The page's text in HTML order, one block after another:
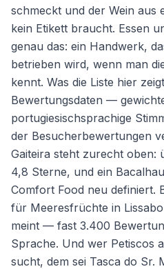
schmeckt und der Wein aus
kein Etikett braucht. Essen
genau das: ein Handwerk,
betrieben wird, wenn man
kennt. Was die Liste hier
Bewertungsdaten —
portugiesischsprachige
der Besucherbewertungen
Gaiteira steht zurecht oben:
4,8 Sterne, und ein
Comfort Food neu definiert.
für Meeresfrüchte in
meint — fast 3.400
Sprache. Und wer Petiscos
sucht, dem sei Tasca do Sr.